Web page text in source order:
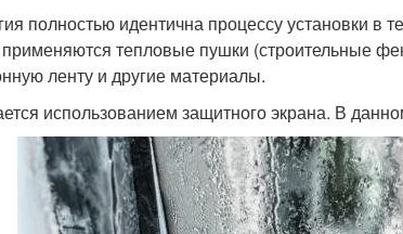
полностью идентична процессу установки
тепловые пушки (строительные
ленту и другие материалы.
использованием защитного экрана. В